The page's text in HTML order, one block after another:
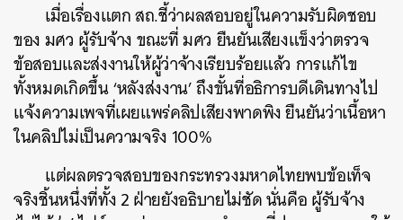
เมื่อเรื่องแตก สถ.ชี้ว่าผลสอบอยู่ในความรับผิดชอบ
ของ มศว ผู้รับจ้าง ขณะที่ มศว ยืนยันเสียงแข็งว่าตรวจ
ข้อสอบและส่งงานให้ผู้ว่าจ้างเรียบร้อยแล้ว การแก้ไข
ทั้งหมดเกิดขึ้น ‘หลังส่งงาน’ ถึงขั้นที่อธิการบดีเดินทางไป
แจ้งความเพจที่เผยแพร่คลิปเสียงพาดพิง ยืนยันว่าเนื้อหา
ในคลิปไม่เป็นความจริง 100%
แต่ผลตรวจสอบของกระทรวงมหาดไทยพบข้อเท็จ
จริงชิ้นหนึ่งที่ทั้ง 2 ฝ่ายยังอธิบายไม่ชัด นั่นคือ ผู้รับจ้าง